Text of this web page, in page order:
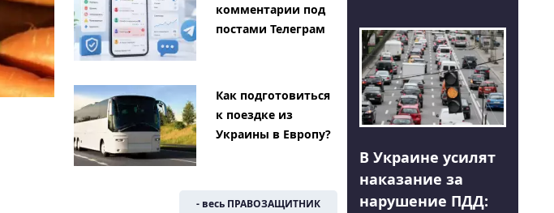
комментарии под
постами Телеграм
Как подготовиться
к поездке из
Украины в Европу?
- весь ПРАВОЗАЩИТНИК
В Украине усилят
наказание за
нарушение ПДД: